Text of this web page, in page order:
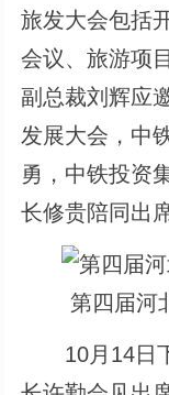
旅发大会包括
会议、旅游项
副总裁刘辉应
发展大会，中
勇，中铁投资
长修贵陪同出席
第四届河
10月14日下